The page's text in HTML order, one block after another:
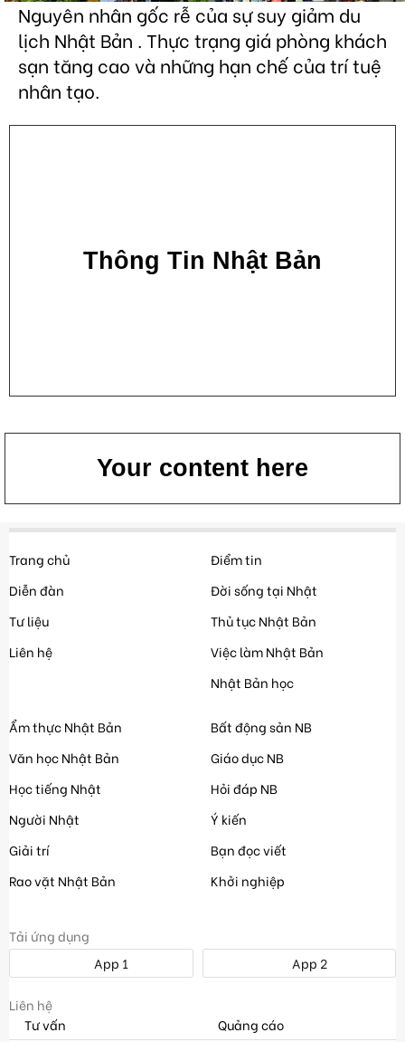
Nguyên nhân gốc rễ của sự suy giảm du
lịch Nhật Bản . Thực trạng giá phòng khách
sạn tăng cao và những hạn chế của trí tuệ
nhân tạo.
Thông Tin Nhật Bản
Your content here
Trang chủ
Diễn đàn
Tư liệu
Liên hệ
Điểm tin
Đời sống tại Nhật
Thủ tục Nhật Bản
Việc làm Nhật Bản
Nhật Bản học
Ẩm thực Nhật Bản
Văn học Nhật Bản
Học tiếng Nhật
Người Nhật
Giải trí
Rao vặt Nhật Bản
Bất động sản NB
Giáo dục NB
Hỏi đáp NB
Ý kiến
Bạn đọc viết
Khởi nghiệp
Tải ứng dụng
App 1
App 2
Liên hệ
Tư vấn
Quảng cáo